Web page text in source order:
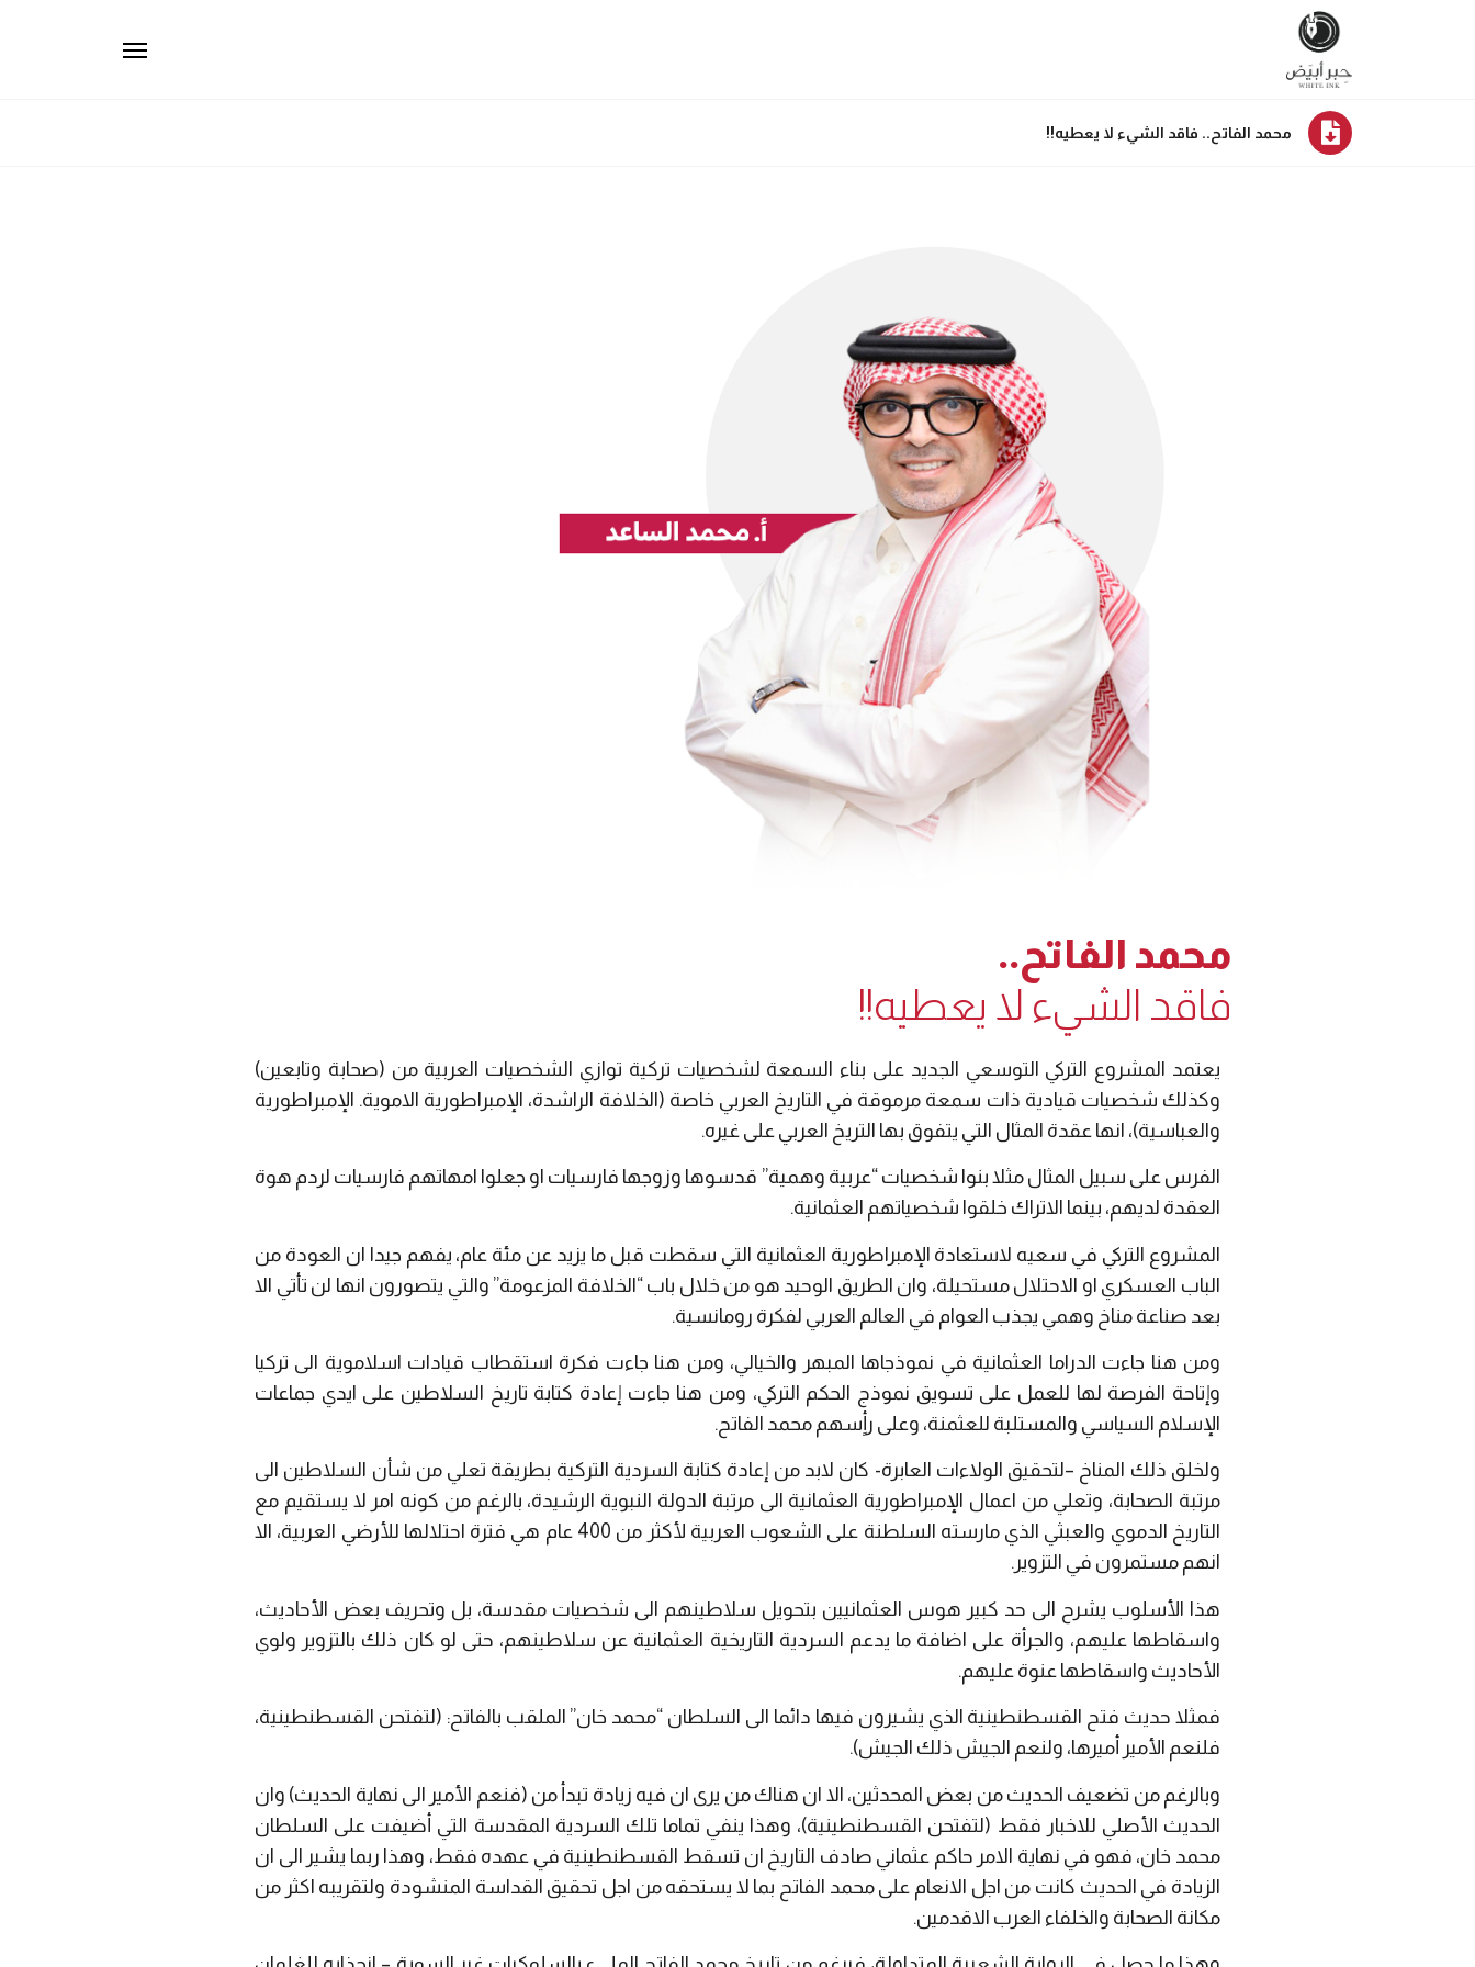
محمد الفاتح.. فاقد الشيء لا يعطيه!!
محمد الفاتح..
فاقد الشيء لا يعطيه!!
يعتمد المشروع التركي التوسعي الجديد على بناء السمعة لشخصيات تركية توازي الشخصيات العربية من (صحابة وتابعين)
وكذلك شخصيات قيادية ذات سمعة مرموقة في التاريخ العربي خاصة (الخلافة الراشدة، الإمبراطورية الاموية. الإمبراطورية
والعباسية)، انها عقدة المثال التي يتفوق بها التريخ العربي على غيره.
الفرس على سبيل المثال مثلا بنوا شخصيات “عربية وهمية” قدسوها وزوجها فارسيات او جعلوا امهاتهم فارسيات لردم هوة
العقدة لديهم، بينما الاتراك خلقوا شخصياتهم العثمانية.
المشروع التركي في سعيه لاستعادة الإمبراطورية العثمانية التي سقطت قبل ما يزيد عن مئة عام، يفهم جيدا ان العودة من
الباب العسكري او الاحتلال مستحيلة، وان الطريق الوحيد هو من خلال باب “الخلافة المزعومة” والتي يتصورون انها لن تأتي الا
بعد صناعة مناخ وهمي يجذب العوام في العالم العربي لفكرة رومانسية.
ومن هنا جاءت الدراما العثمانية في نموذجاها المبهر والخيالي، ومن هنا جاءت فكرة استقطاب قيادات اسلاموية الى تركيا
وإتاحة الفرصة لها للعمل على تسويق نموذج الحكم التركي، ومن هنا جاءت إعادة كتابة تاريخ السلاطين على ايدي جماعات
الإسلام السياسي والمستلبة للعثمنة، وعلى رأٍسهم محمد الفاتح.
ولخلق ذلك المناخ –لتحقيق الولاءات العابرة- كان لابد من إعادة كتابة السردية التركية بطريقة تعلي من شأن السلاطين الى
مرتبة الصحابة، وتعلي من اعمال الإمبراطورية العثمانية الى مرتبة الدولة النبوية الرشيدة، بالرغم من كونه امر لا يستقيم مع
التاريخ الدموي والعبثي الذي مارسته السلطنة على الشعوب العربية لأكثر من 400 عام هي فترة احتلالها للأرضي العربية، الا
انهم مستمرون في التزوير.
هذا الأسلوب يشرح الى حد كبير هوس العثمانيين بتحويل سلاطينهم الى شخصيات مقدسة، بل وتحريف بعض الأحاديث،
واسقاطها عليهم، والجرأة على اضافة ما يدعم السردية التاريخية العثمانية عن سلاطينهم، حتى لو كان ذلك بالتزوير ولوي
الأحاديث واسقاطها عنوة عليهم.
فمثلا حديث فتح القسطنطينية الذي يشيرون فيها دائما الى السلطان “محمد خان” الملقب بالفاتح: (لتفتحن القسطنطينية،
فلنعم الأمير أميرها، ولنعم الجيش ذلك الجيش).
وبالرغم من تضعيف الحديث من بعض المحدثين، الا ان هناك من يرى ان فيه زيادة تبدأ من (فنعم الأمير الى نهاية الحديث) وان
الحديث الأصلي للاخبار فقط (لتفتحن القسطنطينية)، وهذا ينفي تماما تلك السردية المقدسة التي أضيفت على السلطان
محمد خان، فهو في نهاية الامر حاكم عثماني صادف التاريخ ان تسقط القسطنطينية في عهده فقط، وهذا ربما يشير الى ان
الزيادة في الحديث كانت من اجل الانعام على محمد الفاتح بما لا يستحقه من اجل تحقيق القداسة المنشودة ولتقريبه اكثر من
مكانة الصحابة والخلفاء العرب الاقدمين.